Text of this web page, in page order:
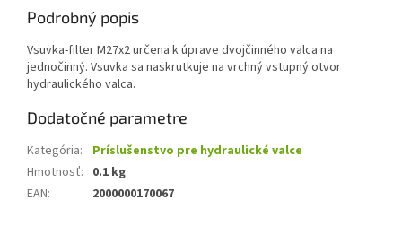
Podrobný popis
Vsuvka-filter M27x2 určena k úprave dvojčinného valca na
jednočinný. Vsuvka sa naskrutkuje na vrchný vstupný otvor
hydraulického valca.
Dodatočné parametre
Kategória:
Príslušenstvo pre hydraulické valce
Hmotnosť: 0.1 kg
EAN: 2000000170067